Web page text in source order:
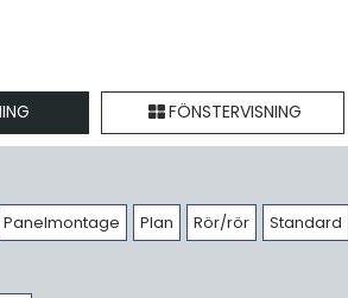
FÖNSTERVISNING
Panelmontage Plan Rör/rör Standard